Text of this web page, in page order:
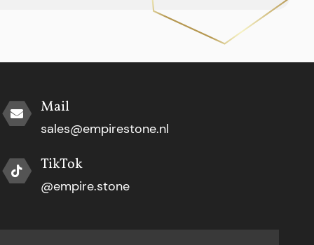
Mail
sales@empirestone.nl
TikTok
@empire.stone